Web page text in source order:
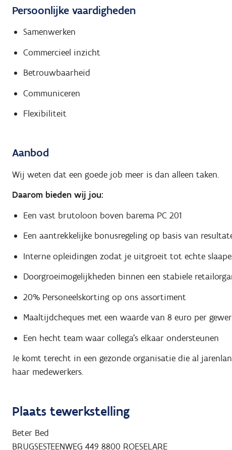
Persoonlijke vaardigheden
Samenwerken
Commercieel inzicht
Betrouwbaarheid
Communiceren
Flexibiliteit
Aanbod
Wij weten dat een goede job meer is dan alleen taken.
Daarom bieden wij jou:
Een vast brutoloon boven barema PC 201
Een aantrekkelijke bonusregeling op basis van
Interne opleidingen zodat je uitgroeit tot echte
Doorgroeimogelijkheden binnen een stabiele
20% Personeelskorting op ons assortiment
Maaltijdcheques met een waarde van 8 euro per
Een hecht team waar collega’s elkaar ondersteunen
Je komt terecht in een gezonde organisatie die al
haar medewerkers.
Plaats tewerkstelling
Beter Bed
BRUGSESTEENWEG 449 8800 ROESELARE